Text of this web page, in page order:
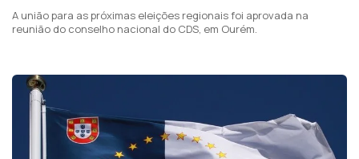
A união para as próximas eleições regionais foi aprovada na
reunião do conselho nacional do CDS, em Ourém.